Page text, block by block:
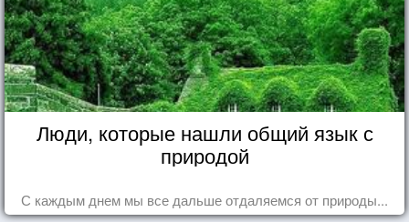
Люди, которые нашли общий язык с
природой
С каждым днем мы все дальше отдаляемся от природы...